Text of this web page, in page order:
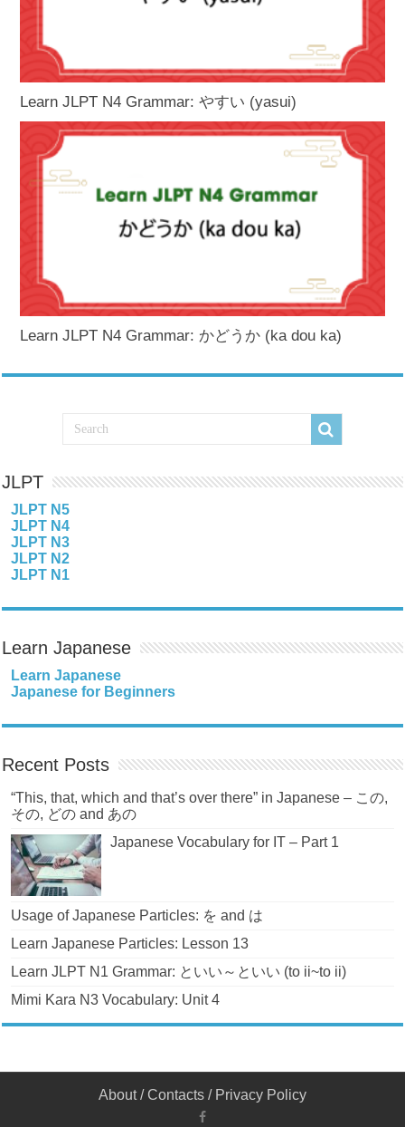
Learn JLPT N4 Grammar: やすい (yasui)
Learn JLPT N4 Grammar: かどうか (ka dou ka)
JLPT
JLPT N5
JLPT N4
JLPT N3
JLPT N2
JLPT N1
Learn Japanese
Learn Japanese
Japanese for Beginners
Recent Posts
“This, that, which and that’s over there” in Japanese – この,
その, どの and あの
Japanese Vocabulary for IT – Part 1
Usage of Japanese Particles: を and は
Learn Japanese Particles: Lesson 13
Learn JLPT N1 Grammar: といい～といい (to ii~to ii)
Mimi Kara N3 Vocabulary: Unit 4
About/Contacts / Privacy Policy